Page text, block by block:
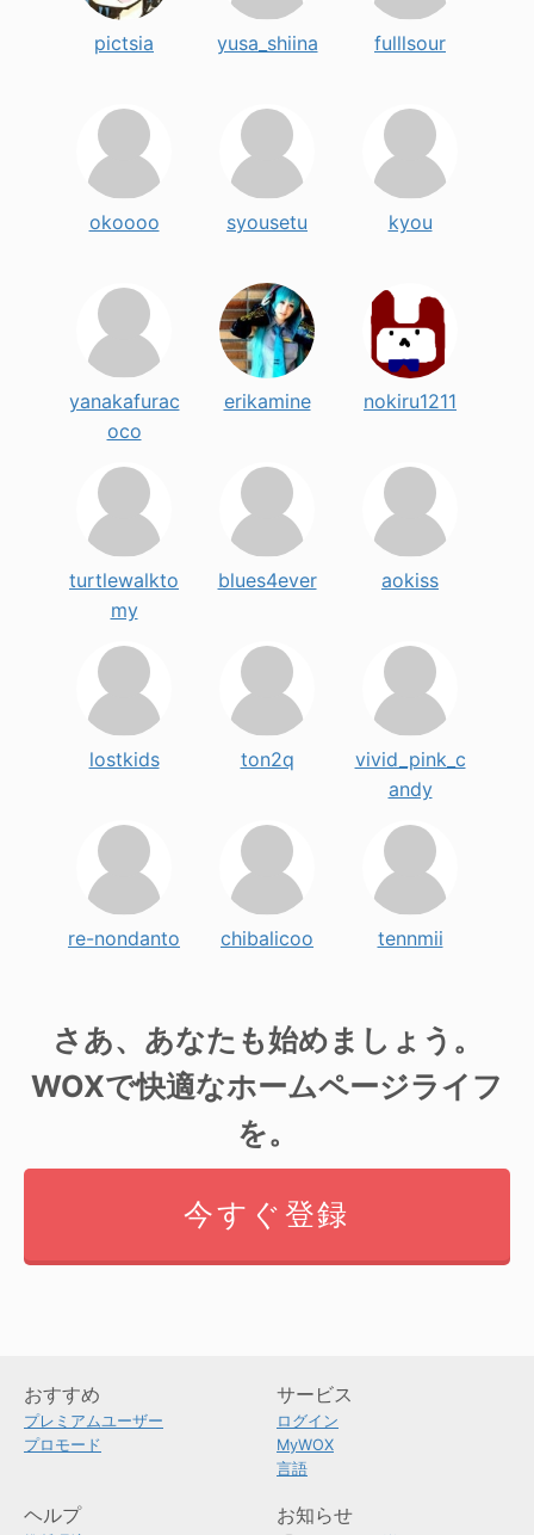
pictsia yusa_shiina fulllsour
okoooo syousetu kyou
yanakafurac
oco
erikamine nokiru1211
turtlewalkto
my
blues4ever aokiss
lostkids ton2q
vivid_pink_c
andy
re-nondanto chibalicoo tennmii
さあ、あなたも始めましょう。
WOXで快適なホームページライフ
を。
今すぐ登録
おすすめ
プレミアムユーザー
プロモード
サービス
ログイン
MyWOX
言語
ヘルプ お知らせ